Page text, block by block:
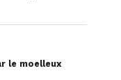
le moelleux